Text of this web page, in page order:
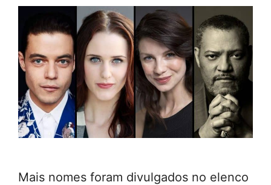
Mais nomes foram divulgados no elenco